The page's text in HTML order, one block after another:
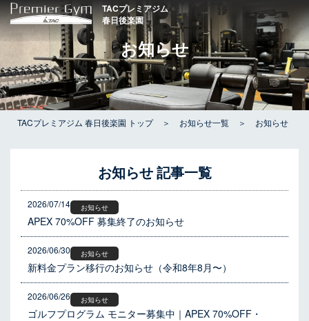
内
容
を
キ
ッ
プ
TACプレミアジム
春日後楽園
お知らせ
TACプレミアジム 春日後楽園 トップ ＞ お知らせ一覧 ＞ お知らせ
お知らせ 記事一覧
2026/07/14 お知らせ
APEX 70%OFF 募集終了のお知らせ
2026/06/30 お知らせ
新料金プラン移行のお知らせ（令和8年8月〜）
2026/06/26 お知らせ
ゴルフプログラム モニター募集中｜APEX 70%OFF・